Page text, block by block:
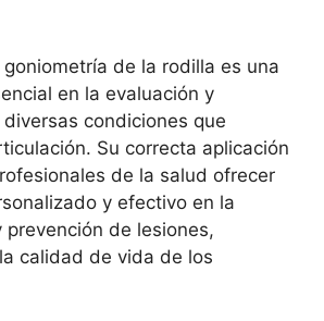
goniometría de la rodilla es una
en la evaluación y
condiciones que
Su correcta aplicación
de la salud ofrecer
y efectivo en la
prevención de lesiones,
calidad de vida de los